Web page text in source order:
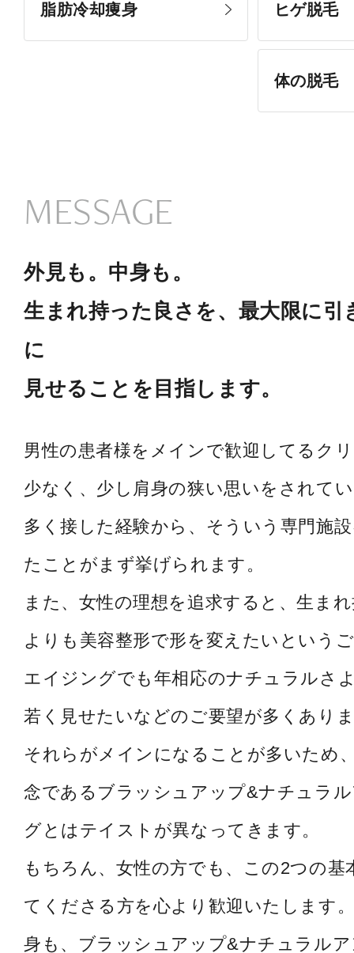
脂肪冷却痩身 ヒゲ脱毛
体の脱毛
MESSAGE
外見も。中身も。
生まれ持った良さを、最大限に引
に
見せることを目指します。
男性の患者様をメインで歓迎してるク
少なく、少し肩身の狭い思いをされて
多く接した経験から、そういう専門施
たことがまず挙げられます。
また、女性の理想を追求すると、生ま
よりも美容整形で形を変えたいという
エイジングでも年相応のナチュラルさ
若く見せたいなどのご要望が多くあり
それらがメインになることが多いため
念であるブラッシュアップ&ナチュラ
グとはテイストが異なってきます。
もちろん、女性の方でも、この2つの基
てくださる方を心より歓迎いたします
身も、ブラッシュアップ&ナチュラル